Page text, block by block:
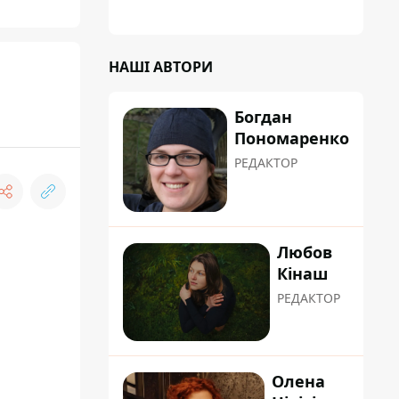
НАШІ АВТОРИ
Богдан
Пономаренко
РЕДАКТОР
Любов
Кінаш
РЕДАКТОР
Олена